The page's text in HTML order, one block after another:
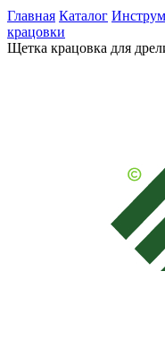
Главная Каталог
крацовки
Щетка крацовка для